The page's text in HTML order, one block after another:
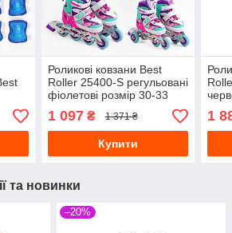
Роликові ковзани Best
Roller 25400-S регульовані
фіолетові розмір 30-33
1 097₴ 1 371 ₴
Купити
1
та новинки
–20%